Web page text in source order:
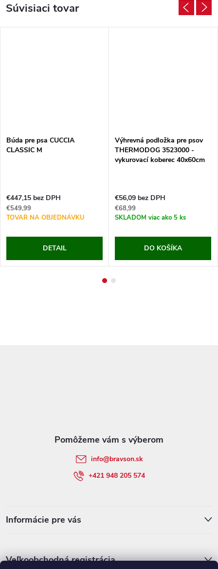
Súvisiaci tovar
Búda pre psa CUCCIA
CLASSIC M
€447,15 bez DPH
€549,99
TOVAR NA OBJEDNÁVKU
DETAIL
Výhrevná podložka pre psov
THERMODOG 3523000 -
vykurovací koberec 40x60cm
€56,09 bez DPH
€68,99
SKLADOM viac ako 5 ks
DO KOŠÍKA
info@bravson.sk
+421 948 205 574
Informácie pre vás
Veľkoobchodná registrácia